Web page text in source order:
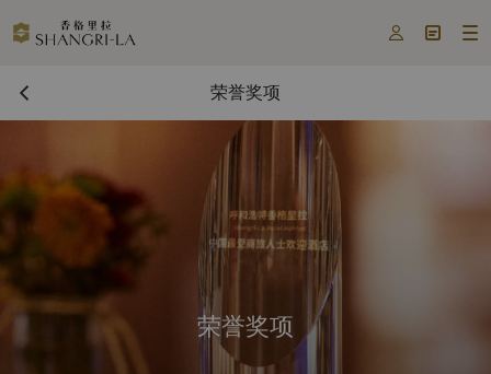
  
荣誉奖项
荣誉奖项